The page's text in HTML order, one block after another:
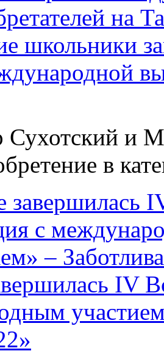
школьники
Сухотский и
в
IV